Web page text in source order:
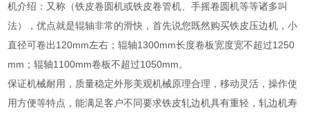
机介绍：又称（铁皮卷圆机或铁皮卷管机、手摇卷圆机等等诸多叫
法），优点就是辊轴非常的滑快，首先说您既然购买铁皮压边机，小
直径可卷出120mm左右；辊轴1300mm长度卷板宽度宽不超过1250
mm；辊轴1100mm卷板不超过1050mm。
保证机械耐用，质量稳定外形美观机械原理合理，移动灵活，操作使
用方便等特点，能满足客户不同要求铁皮轧边机具有重轻，轧边机寿